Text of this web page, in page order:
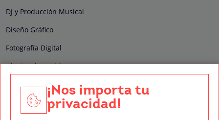
DJ y Producción Musical
Diseño Gráfico
Fotografía Digital
Técnico de Sonido
Edición y Postproducción de Vídeo
Nuestros sellos de calidad
¡Nos importa tu
privacidad!